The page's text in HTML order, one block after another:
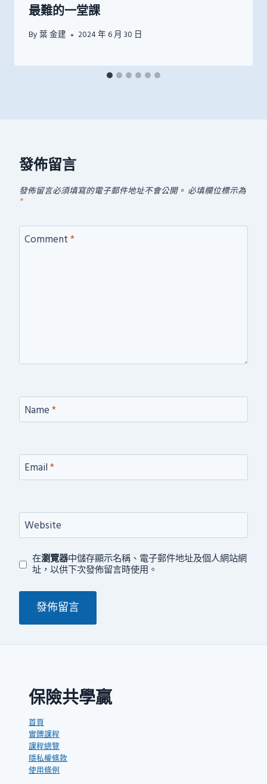
最難的一堂課
By 葉 金建 2024 年 6 月 30 日
發佈留言
發佈留言必須填寫的電子郵件地址不會公開。 必填欄位標示為
*
Comment *
Name *
Email *
Website
在瀏覽器中儲存顯示名稱、電子郵件地址及個人網站網
址，以供下次發佈留言時使用。
保險共學贏
首頁
實體課程
課程總覽
隱私權條款
使用條例